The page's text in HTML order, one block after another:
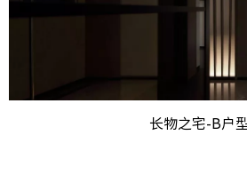
长物之宅-B户